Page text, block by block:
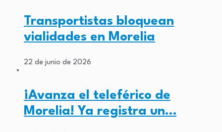
Transportistas bloquean
vialidades en Morelia
22 de junio de 2026
¡Avanza el teleférico de
Morelia! Ya registra un…